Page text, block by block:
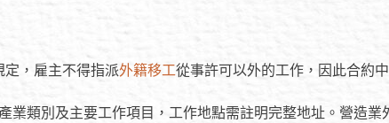
定，雇主不得指派外籍移工從事許可以外的工作，因此合約
業類別及主要工作項目，工作地點需註明完整地址。營造